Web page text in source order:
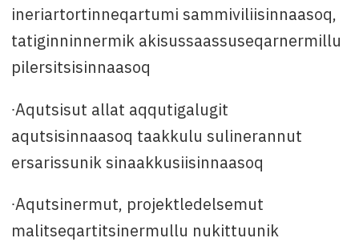
ineriartortinneqartumi sammiviliisinnaasoq,
tatiginninnermik akisussaassuseqarnermillu
pilersitsisinnaasoq
∙Aqutsisut allat aqqutigalugit
aqutsisinnaasoq taakkulu sulinerannut
ersarissunik sinaakkusiisinnaasoq
∙Aqutsinermut, projektledelsemut
malitseqartitsinermullu nukittuunik